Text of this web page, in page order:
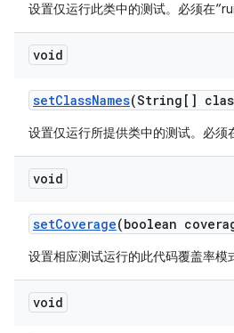
设置仅运行此类中的测试。必须在
void
setClassNames(String[]
设置仅运行所提供类中的测试。必须
void
setCoverage(boolean
设置相应测试运行的此代码覆盖率模
void